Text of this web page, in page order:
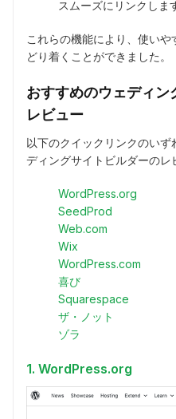
スムーズにリンクしま
これらの機能により、使い
どり着くことができました。
おすすめのウェディ
レビュー
以下のクイックリンクのいず
ディングサイトビルダーのレ
WordPress.org
SeedProd
Web.com
Wix
WordPress.com
喜び
Squarespace
ザ・ノット
ゾラ
1. WordPress.org